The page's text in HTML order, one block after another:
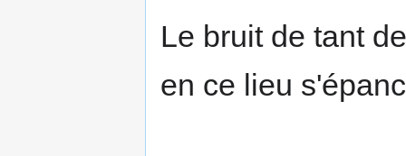
Le bruit de tant
en ce lieu